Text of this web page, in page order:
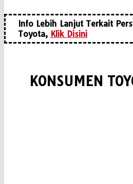
Info Lebih Lanjut Terkait
Toyota, Klik Disini
KONSUMEN